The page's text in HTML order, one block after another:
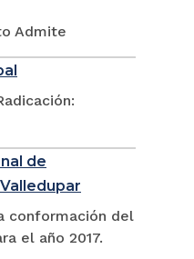
Admite
de
conformación del
el año 2017.